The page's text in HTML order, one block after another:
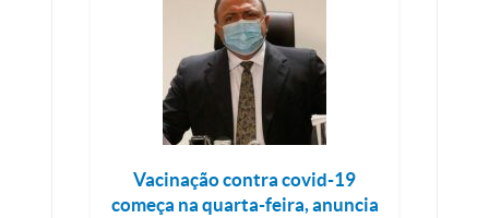
Vacinação contra covid-19
começa na quarta-feira, anuncia